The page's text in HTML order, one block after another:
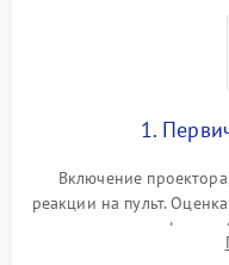
1.
Включение
реакции на пульт.
наличия артефактов
системы